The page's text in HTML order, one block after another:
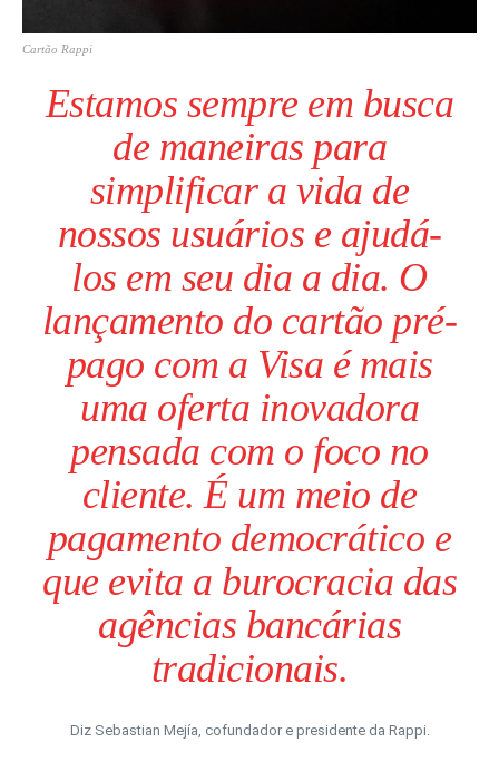
Cartão Rappi
Estamos sempre em busca
de maneiras para
simplificar a vida de
nossos usuários e ajudá-
los em seu dia a dia. O
lançamento do cartão pré-
pago com a Visa é mais
uma oferta inovadora
pensada com o foco no
cliente. É um meio de
pagamento democrático e
que evita a burocracia das
agências bancárias
tradicionais.
Diz Sebastian Mejía, cofundador e presidente da Rappi.